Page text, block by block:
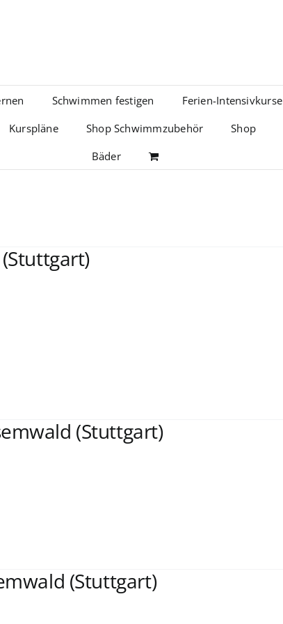
Schwimmen festigen Ferien-Intensivkurse
Kurspläne Shop Schwimmzubehör Shop
Bäder
(Stuttgart)
(Stuttgart)